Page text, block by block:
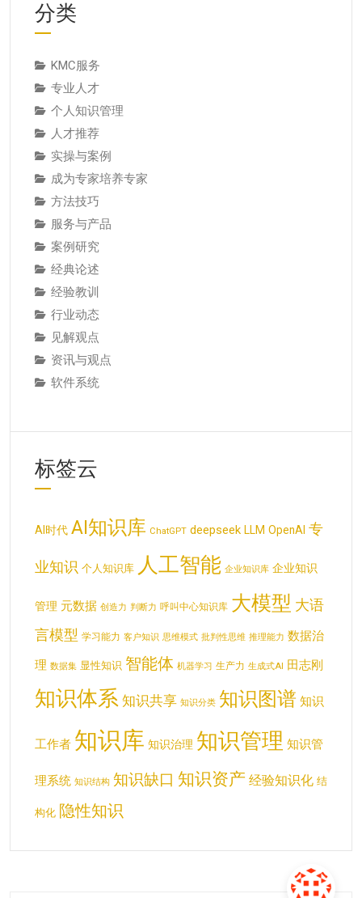
分类
KMC服务
专业人才
个人知识管理
人才推荐
实操与案例
成为专家培养专家
方法技巧
服务与产品
案例研究
经典论述
经验教训
行业动态
见解观点
资讯与观点
软件系统
标签云
AI时代 AI知识库 ChatGPT deepseek LLM OpenAI 专
业知识 个人知识库 人工智能 企业知识库 企业知识
管理 元数据 创造力 判断力 呼叫中心知识库 大模型 大语
言模型 学习能力 客户知识 思维模式 批判性思维 推理能力 数据治
理 数据集 显性知识 智能体 机器学习 生产力 生成式AI 田志刚
知识体系 知识共享 知识分类 知识图谱 知识
工作者 知识库 知识治理 知识管理 知识管
理系统 知识结构 知识缺口 知识资产 经验知识化 结
构化 隐性知识